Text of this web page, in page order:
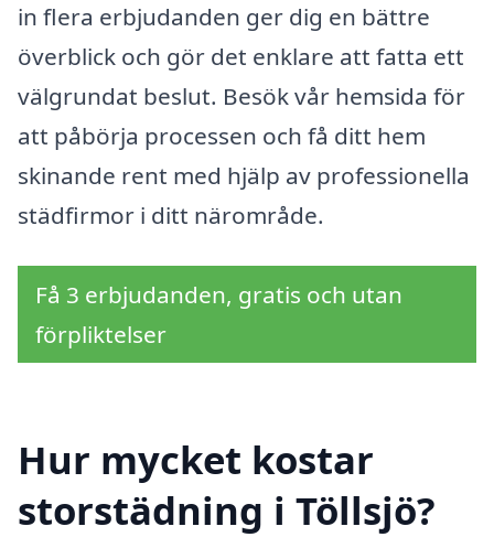
in flera erbjudanden ger dig en bättre
överblick och gör det enklare att fatta ett
välgrundat beslut. Besök vår hemsida för
att påbörja processen och få ditt hem
skinande rent med hjälp av professionella
städfirmor i ditt närområde.
Få 3 erbjudanden, gratis och utan
förpliktelser
Hur mycket kostar
storstädning i Töllsjö?